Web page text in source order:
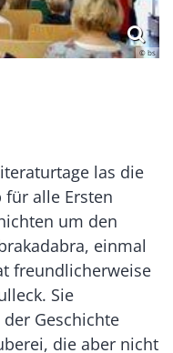
© bs
las die
für alle Ersten
um den
einmal
freundlicherweise
Sie
Geschichte
die aber nicht